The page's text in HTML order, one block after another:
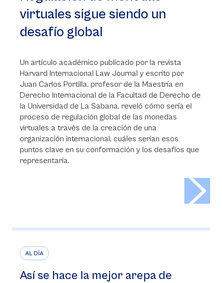
virtuales sigue siendo un
desafío global
Un artículo académico publicado por la revista
Harvard Internacional Law Journal y escrito por
Juan Carlos Portilla, profesor de la Maestría en
Derecho Internacional de la Facultad de Derecho de
la Universidad de La Sabana, reveló cómo sería el
proceso de regulación global de las monedas
virtuales a través de la creación de una
organización internacional, cuáles serían esos
puntos clave en su conformación y los desafíos que
representaría.
AL DÍA
Así se hace la mejor arepa de